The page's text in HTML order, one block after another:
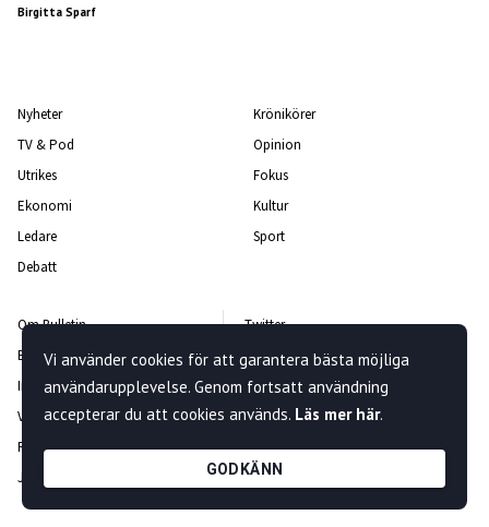
Birgitta Sparf
Nyheter
TV & Pod
Utrikes
Ekonomi
Ledare
Debatt
Krönikörer
Opinion
Fokus
Kultur
Sport
Om Bulletin
Bulletin-teamet
Integritetspolicy
Vanliga frågor och svar
Rättelsepolicy
Jobba hos oss
Twitter
Facebook
Instagram
Kontakta oss
Nyhetsbrev
Vi använder cookies för att garantera bästa möjliga
användarupplevelse. Genom fortsatt användning
accepterar du att cookies används. Läs mer här.
GODKÄNN